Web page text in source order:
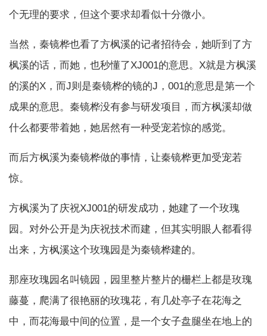
个无理的要求，但这个要求却看似十分微小。
当然，秦镜桦也看了方枫溪的记者招待会，她听到了方
枫溪的话，而她，也秒懂了XJ001的意思。X就是方枫溪
的溪的X，而J则是秦镜桦的镜的J，001的意思是第一个
成果的意思。秦镜桦没有参与研发项目，而方枫溪却做
什么都要带着她，她居然有一种受宠若惊的感觉。
而后方枫溪为秦镜桦做的事情，让秦镜桦更加受宠若
惊。
方枫溪为了庆祝XJ001的研发成功，她建了一个玫瑰
园。对外公开是为庆祝技术而建，但其实明眼人都看得
出来，方枫溪这个玫瑰园是为秦镜桦建的。
那座玫瑰园名叫镜园，园里整片整片的栅栏上都是玫瑰
藤蔓，爬满了很艳丽的玫瑰花，有几处亭子在花海之
中，而花海最中间的位置，是一个女子盘腿坐在地上的